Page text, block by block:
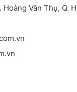
Hoàng Văn Thụ, Q.